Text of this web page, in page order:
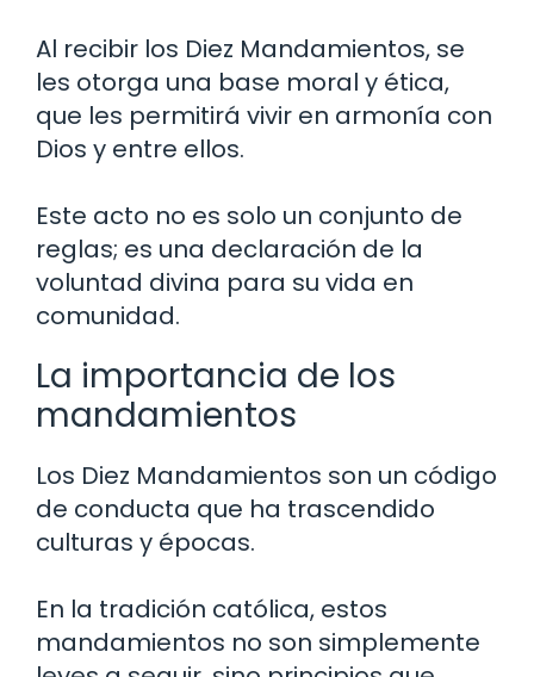
Al recibir los Diez Mandamientos, se
les otorga una base moral y ética,
que les permitirá vivir en armonía con
Dios y entre ellos.
Este acto no es solo un conjunto de
reglas; es una declaración de la
voluntad divina para su vida en
comunidad.
La importancia de los
mandamientos
Los Diez Mandamientos son un código
de conducta que ha trascendido
culturas y épocas.
En la tradición católica, estos
mandamientos no son simplemente